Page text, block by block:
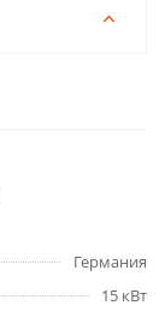
Германия
15 кВт